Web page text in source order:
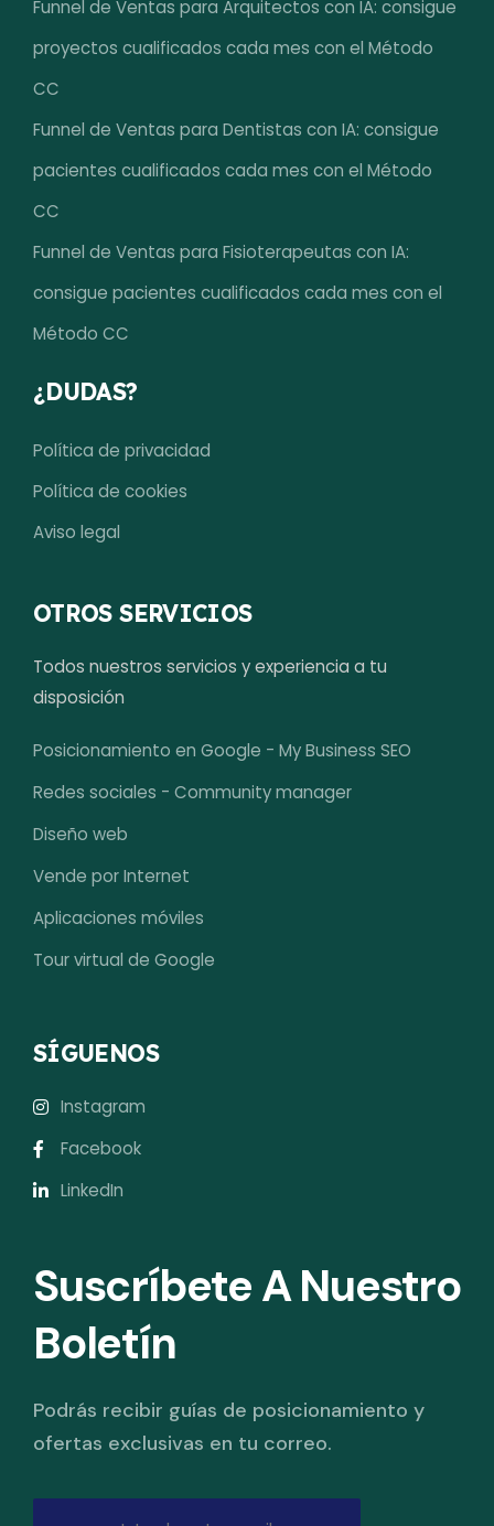
Funnel de Ventas para Arquitectos con IA: consigue
proyectos cualificados cada mes con el Método
CC
Funnel de Ventas para Dentistas con IA: consigue
pacientes cualificados cada mes con el Método
CC
Funnel de Ventas para Fisioterapeutas con IA:
consigue pacientes cualificados cada mes con el
Método CC
¿DUDAS?
Política de privacidad
Política de cookies
Aviso legal
OTROS SERVICIOS
Todos nuestros servicios y experiencia a tu
disposición
Posicionamiento en Google - My Business SEO
Redes sociales - Community manager
Diseño web
Vende por Internet
Aplicaciones móviles
Tour virtual de Google
SÍGUENOS
Instagram
Facebook
LinkedIn
Suscríbete A Nuestro
Boletín
Podrás recibir guías de posicionamiento y
ofertas exclusivas en tu correo.